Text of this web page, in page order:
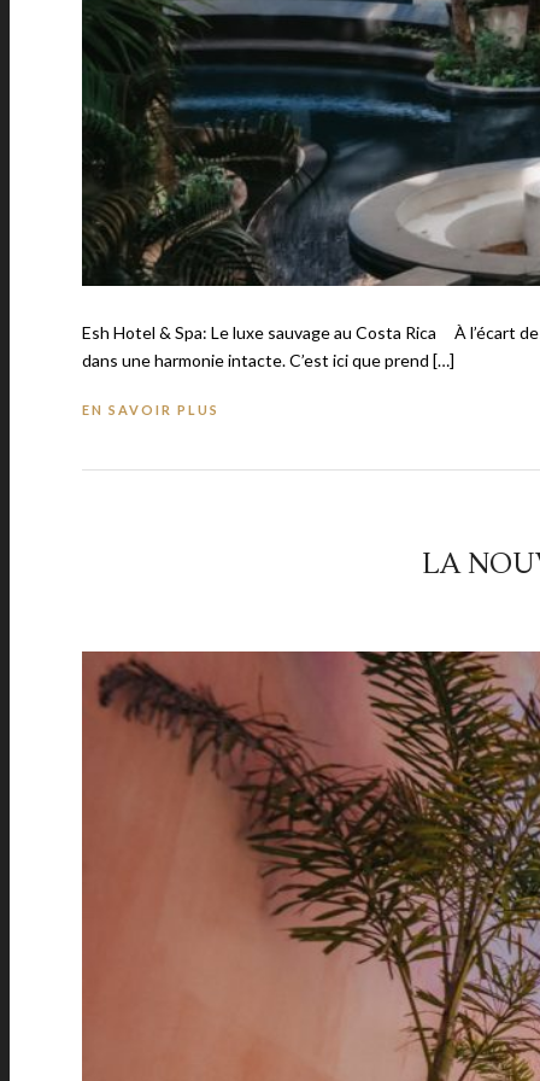
Esh Hotel & Spa: Le luxe sauvage au Costa Rica À l’écart
dans une harmonie intacte. C’est ici que prend […]
EN SAVOIR PLUS
LA